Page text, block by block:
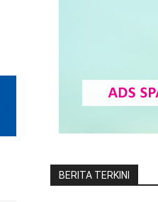
BERITA TERKINI